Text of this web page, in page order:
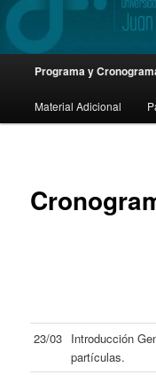
Skip
to
Programa y
Material Adicional
23/03 Introducción
partículas.